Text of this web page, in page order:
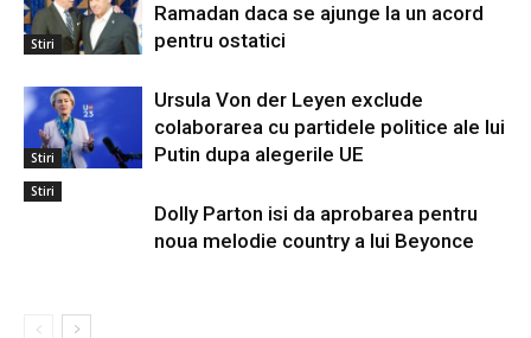
Stiri
Ramadan daca se ajunge la un acord
pentru ostatici
Stiri
Ursula Von der Leyen exclude
colaborarea cu partidele politice ale lui
Putin dupa alegerile UE
Stiri
Dolly Parton isi da aprobarea pentru
noua melodie country a lui Beyonce